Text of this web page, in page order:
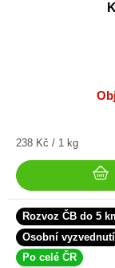
Měrná
238 Kč / 1 kg
Rozvoz ČB do 5
Osobní vyzvednutí
Po celé ČR